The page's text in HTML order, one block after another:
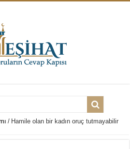
/ Hamile olan bir kadın oruç tutmayabilir